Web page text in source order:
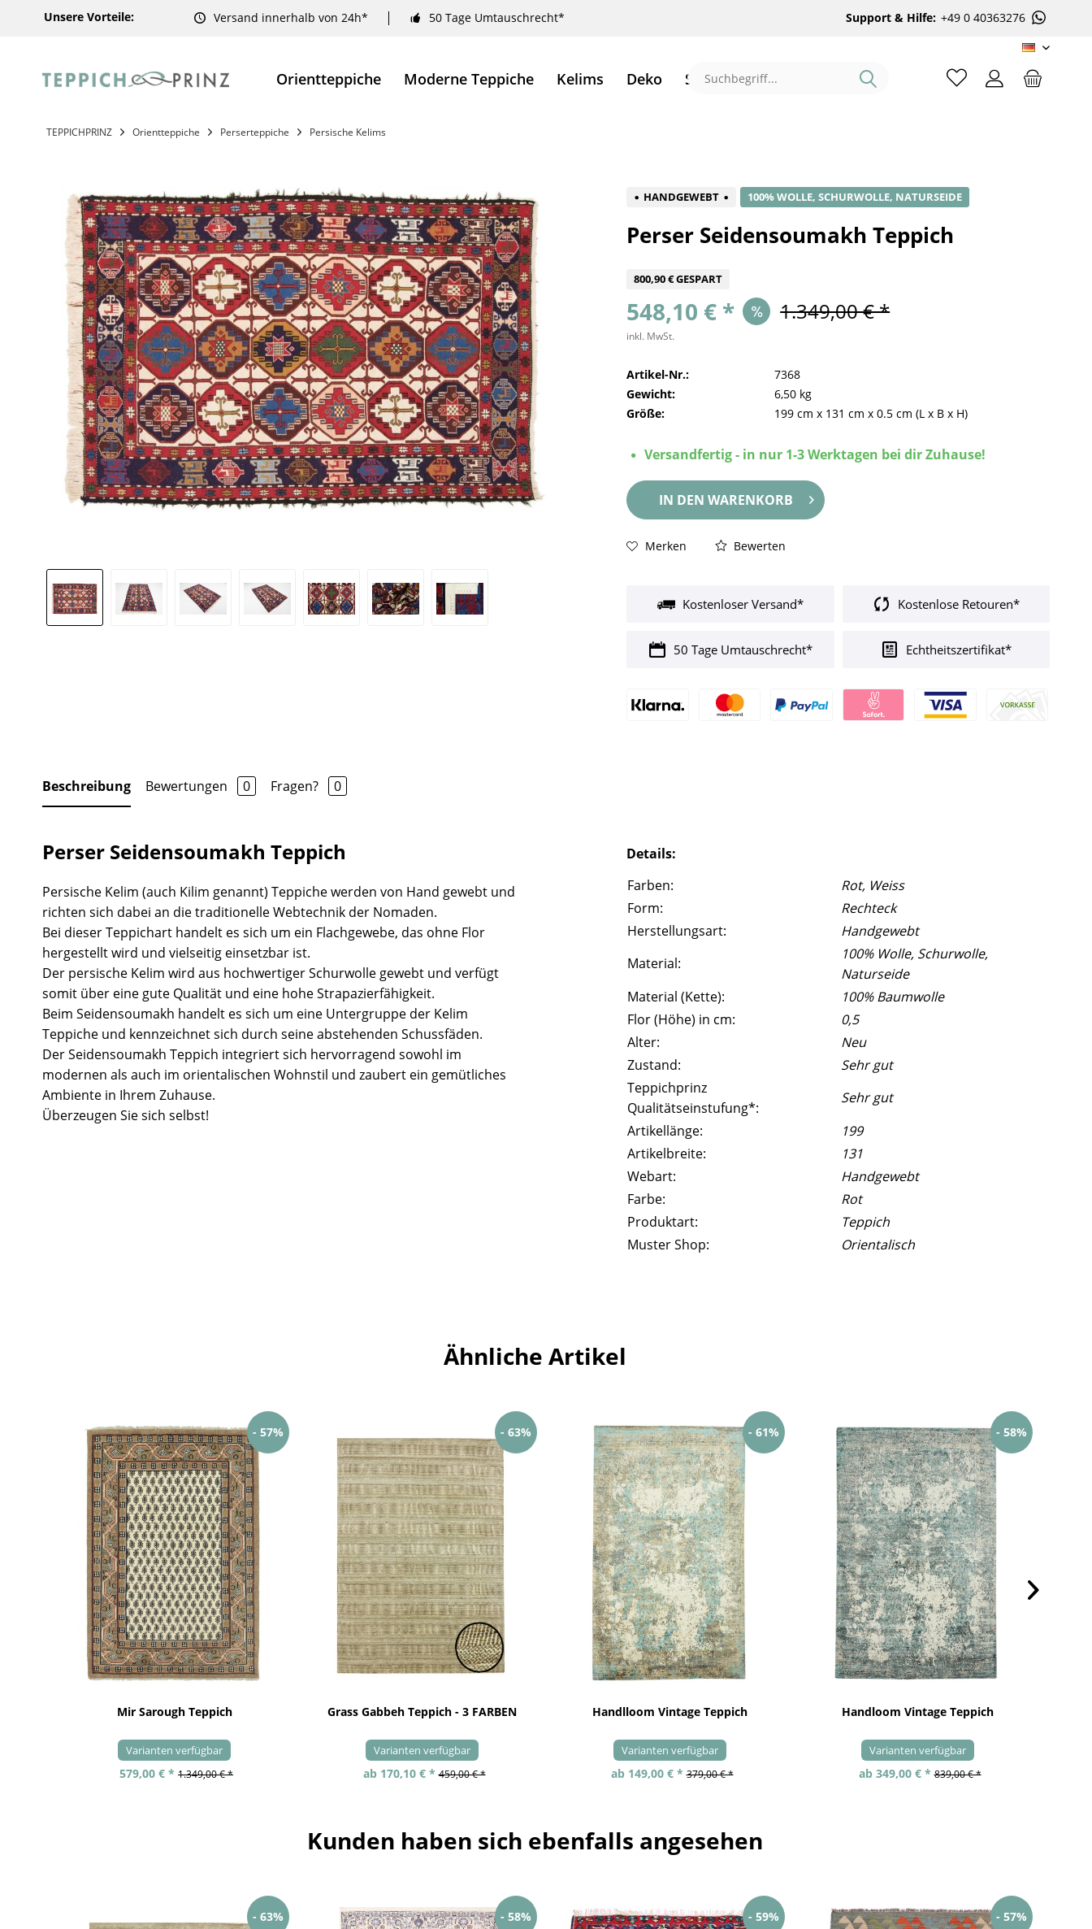
Unsere Vorteile: Versand innerhalb von 24h* 50 Tage Umtauschrecht* Support & Hilfe: +49 0 40363276
DE
Orientteppiche Moderne Teppiche Kelims Deko Sale %
TEPPICHPRINZ Orientteppiche Perserteppiche Persische Kelims
HANDGEWEBT 100% WOLLE, SCHURWOLLE, NATURSEIDE
Perser Seidensoumakh Teppich
800,90 € GESPART
548,10 € * 1.349,00 € *
inkl. MwSt.
Artikel-Nr.:
7368
Gewicht:
6,50 kg
Größe:
199 cm x 131 cm x0.5 cm (L x B x H)
Versandfertig - in nur 1-3 Werktagen bei dir Zuhause!
IN DEN WARENKORB
Merken Bewerten
Kostenloser Versand* Kostenlose Retouren*
50 Tage Umtauschrecht* Echtheitszertifikat*
Beschreibung Bewertungen 0 Fragen? 0
Perser Seidensoumakh Teppich
Persische Kelim (auch Kilim genannt) Teppiche werden von Hand gewebt und
richten sich dabei an die traditionelle Webtechnik der Nomaden.
Bei dieser Teppichart handelt es sich um ein Flachgewebe, das ohne Flor
hergestellt wird und vielseitig einsetzbar ist.
Der persische Kelim wird aus hochwertiger Schurwolle gewebt und verfügt
somit über eine gute Qualität und eine hohe Strapazierfähigkeit.
Beim Seidensoumakh handelt es sich um eine Untergruppe der Kelim
Teppiche und kennzeichnet sich durch seine abstehenden Schussfäden.
Der Seidensoumakh Teppich integriert sich hervorragend sowohl im
modernen als auch im orientalischen Wohnstil und zaubert ein gemütliches
Ambiente in Ihrem Zuhause.
Überzeugen Sie sich selbst!
Details:
Farben:
Rot, Weiss
Form:
Rechteck
Herstellungsart:
Handgewebt
Material:
100% Wolle, Schurwolle,
Naturseide
Material (Kette):
100% Baumwolle
Flor (Höhe) in cm:
0,5
Alter:
Neu
Zustand:
Sehr gut
Teppichprinz
Qualitätseinstufung*:
Sehr gut
Artikellänge:
199
Artikelbreite:
131
Webart:
Handgewebt
Farbe:
Rot
Produktart:
Teppich
Muster Shop:
Orientalisch
Ähnliche Artikel
- 57%
Mir Sarough Teppich
Varianten verfügbar
579,00 € * 1.349,00 € *
- 63%
Grass Gabbeh Teppich - 3 FARBEN
Varianten verfügbar
ab 170,10 € * 459,00 € *
- 61%
Handlloom Vintage Teppich
Varianten verfügbar
ab 149,00 € * 379,00 € *
- 58%
Handloom Vintage Teppich
Varianten verfügbar
ab 349,00 € * 839,00 € *
Kunden haben sich ebenfalls angesehen
- 63% - 58% - 59% - 57%